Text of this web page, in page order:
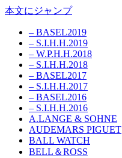
本文にジャンプ
– BASEL2019
– S.I.H.H.2019
– W.P.H.H.2018
– S.I.H.H.2018
– BASEL2017
– S.I.H.H.2017
– BASEL2016
– S.I.H.H.2016
A.LANGE & SOHNE
AUDEMARS PIGUET
BALL WATCH
BELL＆ROSS